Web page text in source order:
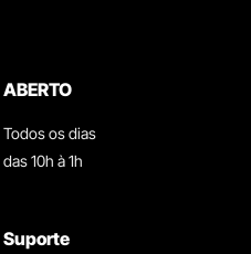
ABERTO
Todos os dias
das 10h à 1h
Suporte